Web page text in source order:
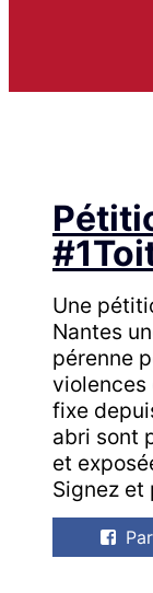
Une
Nantes
pérenne
violences
fixe
abri sont
et
Signez et